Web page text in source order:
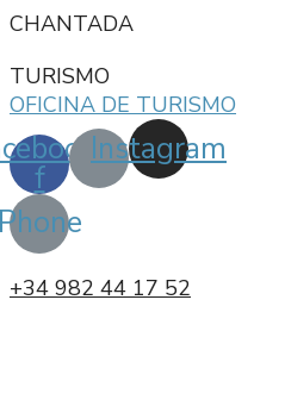
CHANTADA
TURISMO
OFICINA DE TURISMO
f
Instagram
+34 982 44 17 52